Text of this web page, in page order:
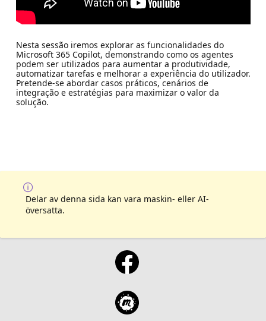
Nesta sessão iremos explorar as funcionalidades do
Microsoft 365 Copilot, demonstrando como os agentes
podem ser utilizados para aumentar a produtividade,
automatizar tarefas e melhorar a experiência do utilizador.
Pretende-se abordar casos práticos, cenários de
integração e estratégias para maximizar o valor da
solução.
Delar av denna sida kan vara maskin- eller AI-
översatta.